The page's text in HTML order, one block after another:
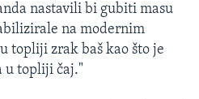
nastavili bi gubiti masu
na modernim
topliji zrak baš kao što je
u topliji čaj."